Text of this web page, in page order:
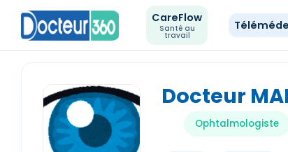
CareFlow
Santé au
travail
Docteur
Ophtalmologiste